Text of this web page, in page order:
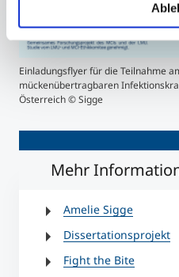
Einladungsflyer für die Teilnahme
mückenübertragbaren
Österreich © Sigge
Mehr
Amelie Sigge
Dissertationsprojekt
Fight the Bite